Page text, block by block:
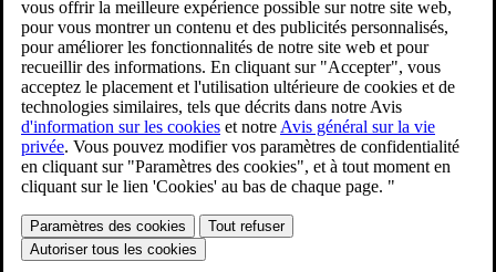
Sécurité
Henry Ford a inventé l’automobile. Les Vikings portaient des
casques à cornes. Et la Grande Muraille de Chine est visible depuis
l’espace. Ces trois affirmations sont toutes des croyances, largement
répandues mais qui s'avèrent fausses. Une croyance peut être
inventée pour diverses raisons, mais très souvent, elle est créée
autour d'un fait que nous trouvons fascinant. Et il se trouve peu
d'objets plus fascinants que la ceinture de sécurité que nous avons
cache derrière. C’est du moins ce que nous pensons chez Volvo
Cars.